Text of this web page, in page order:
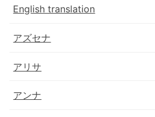
English translation
アズセナ
アリサ
アンナ